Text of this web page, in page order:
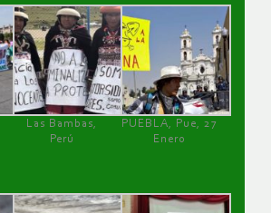
Las Bambas,
Perú
PUEBLA, Pue, 27
Enero